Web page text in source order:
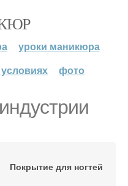
уроки маникюра
фото
Покрытие для ногтей